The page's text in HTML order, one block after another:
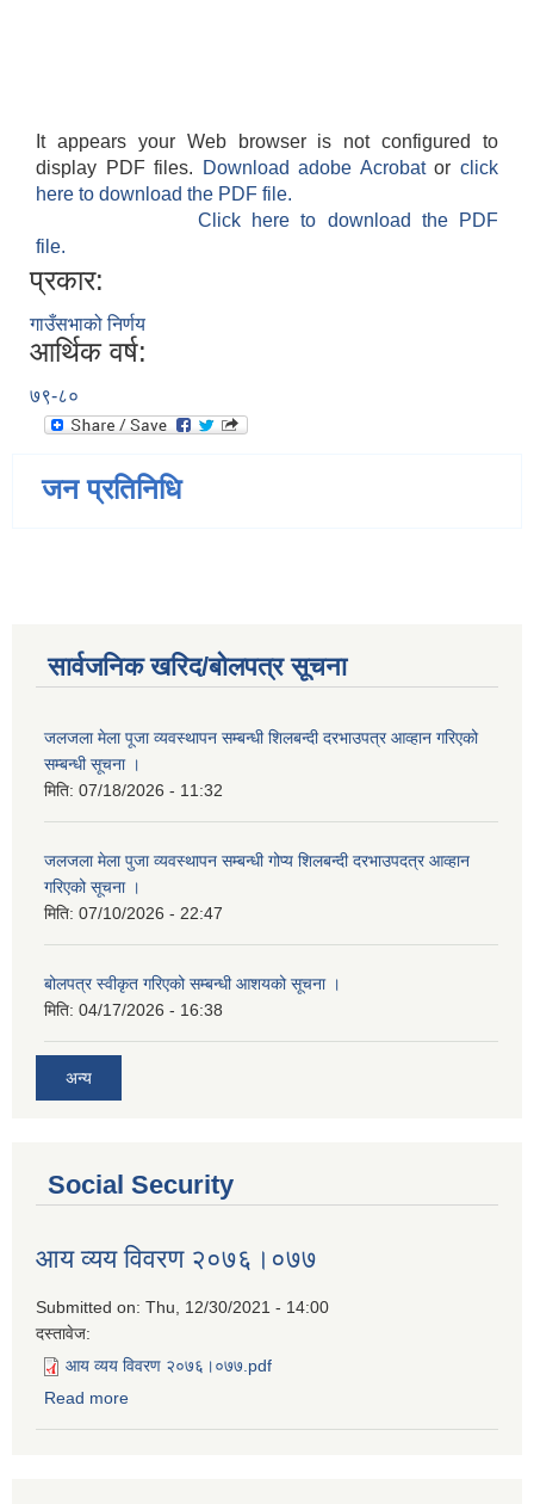
It appears your Web browser is not configured to
display PDF files.
Download adobe Acrobatorclick
here to download the PDF file.
Click here to download the PDF
file.
प्रकार:
गाउँसभाको निर्णय
आर्थिक वर्ष:
७९-८०
जन प्रतिनिधि
सार्वजनिक खरिद/बोलपत्र सूचना
जलजला मेला पूजा व्यवस्थापन सम्बन्धी शिलबन्दी दरभाउपत्र आव्हान गरिएको
सम्बन्धी सूचना ।
मिति: 07/18/2026 - 11:32
जलजला मेला पुजा व्यवस्थापन सम्बन्धी गोप्य शिलबन्दी दरभाउपदत्र आव्हान
गरिएको सूचना ।
मिति: 07/10/2026 - 22:47
बोलपत्र स्वीकृत गरिएको सम्बन्धी आशयको सूचना ।
मिति: 04/17/2026 - 16:38
अन्य
Social Security
आय व्यय विवरण २०७६।०७७
Submitted on: Thu, 12/30/2021 - 14:00
दस्तावेज:
आय व्यय विवरण २०७६।०७७.pdf
Read more